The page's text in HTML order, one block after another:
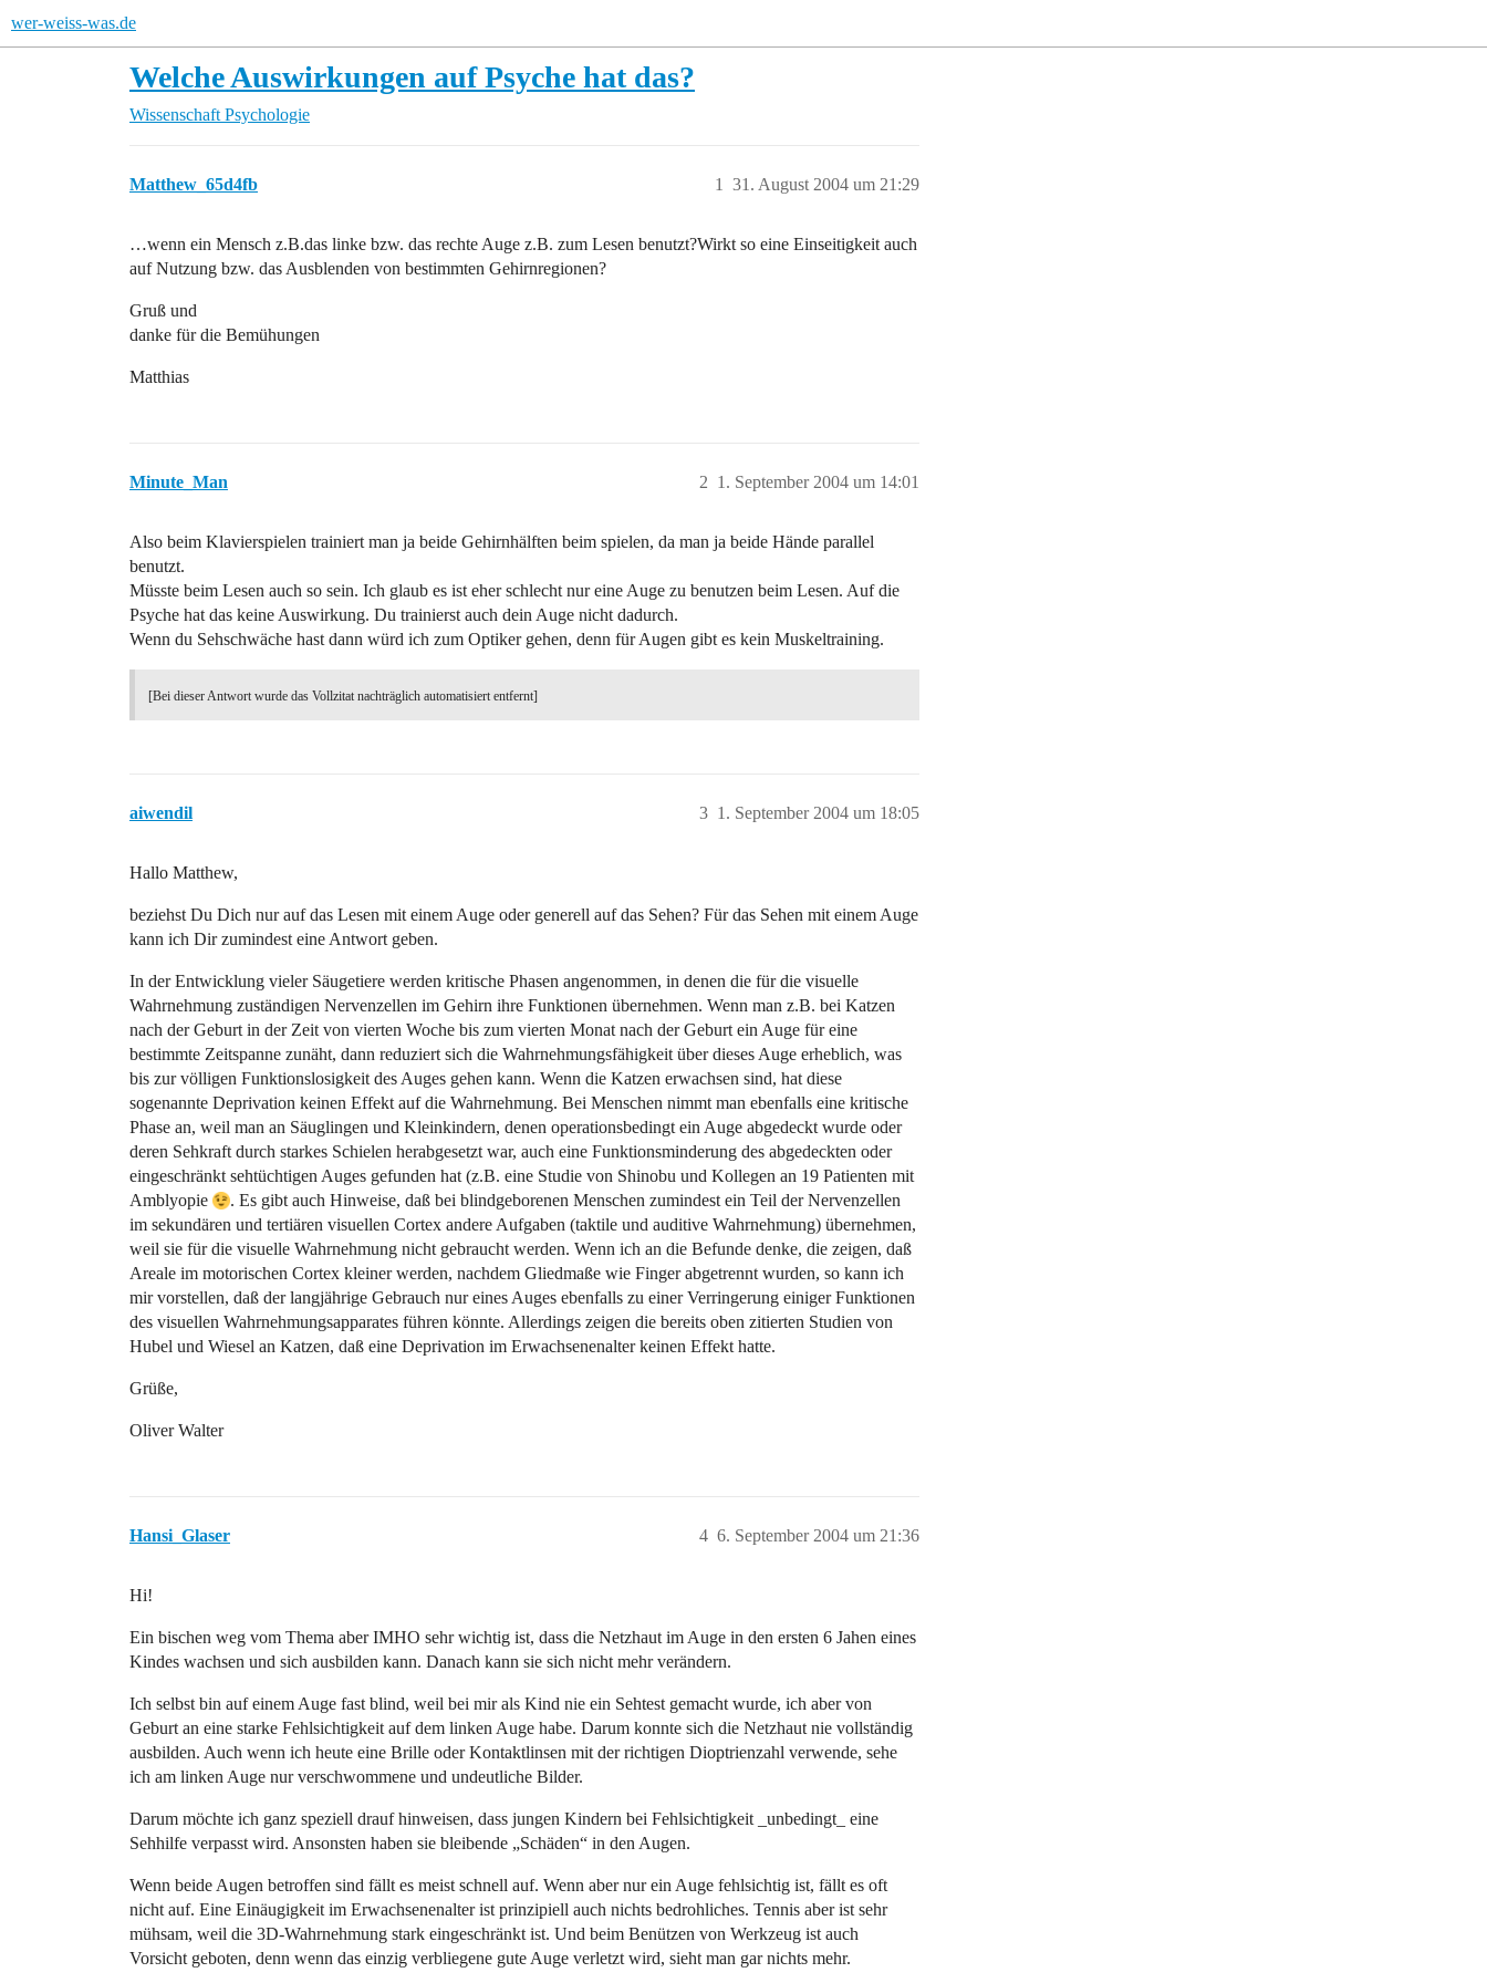
wer-weiss-was.de
Welche Auswirkungen auf Psyche hat das?
Wissenschaft Psychologie
Matthew_65d4fb 31. August 2004 um 21:29
1
…wenn ein Mensch z.B.das linke bzw. das rechte Auge z.B. zum Lesen benutzt?Wirkt so eine Einseitigkeit auch
auf Nutzung bzw. das Ausblenden von bestimmten Gehirnregionen?
Gruß und
danke für die Bemühungen
Matthias
Minute_Man 1. September 2004 um 14:01
2
Also beim Klavierspielen trainiert man ja beide Gehirnhälften beim spielen, da man ja beide Hände parallel
benutzt.
Müsste beim Lesen auch so sein. Ich glaub es ist eher schlecht nur eine Auge zu benutzen beim Lesen. Auf die
Psyche hat das keine Auswirkung. Du trainierst auch dein Auge nicht dadurch.
Wenn du Sehschwäche hast dann würd ich zum Optiker gehen, denn für Augen gibt es kein Muskeltraining.
[Bei dieser Antwort wurde das Vollzitat nachträglich automatisiert entfernt]
aiwendil 1. September 2004 um 18:05
3
Hallo Matthew,
beziehst Du Dich nur auf das Lesen mit einem Auge oder generell auf das Sehen? Für das Sehen mit einem Auge
kann ich Dir zumindest eine Antwort geben.
In der Entwicklung vieler Säugetiere werden kritische Phasen angenommen, in denen die für die visuelle
Wahrnehmung zuständigen Nervenzellen im Gehirn ihre Funktionen übernehmen. Wenn man z.B. bei Katzen
nach der Geburt in der Zeit von vierten Woche bis zum vierten Monat nach der Geburt ein Auge für eine
bestimmte Zeitspanne zunäht, dann reduziert sich die Wahrnehmungsfähigkeit über dieses Auge erheblich, was
bis zur völligen Funktionslosigkeit des Auges gehen kann. Wenn die Katzen erwachsen sind, hat diese
sogenannte Deprivation keinen Effekt auf die Wahrnehmung. Bei Menschen nimmt man ebenfalls eine kritische
Phase an, weil man an Säuglingen und Kleinkindern, denen operationsbedingt ein Auge abgedeckt wurde oder
deren Sehkraft durch starkes Schielen herabgesetzt war, auch eine Funktionsminderung des abgedeckten oder
eingeschränkt sehtüchtigen Auges gefunden hat (z.B. eine Studie von Shinobu und Kollegen an 19 Patienten mit
Amblyopie
. Es gibt auch Hinweise, daß bei blindgeborenen Menschen zumindest ein Teil der Nervenzellen
im sekundären und tertiären visuellen Cortex andere Aufgaben (taktile und auditive Wahrnehmung) übernehmen,
weil sie für die visuelle Wahrnehmung nicht gebraucht werden. Wenn ich an die Befunde denke, die zeigen, daß
Areale im motorischen Cortex kleiner werden, nachdem Gliedmaße wie Finger abgetrennt wurden, so kann ich
mir vorstellen, daß der langjährige Gebrauch nur eines Auges ebenfalls zu einer Verringerung einiger Funktionen
des visuellen Wahrnehmungsapparates führen könnte. Allerdings zeigen die bereits oben zitierten Studien von
Hubel und Wiesel an Katzen, daß eine Deprivation im Erwachsenenalter keinen Effekt hatte.
Grüße,
Oliver Walter
Hansi_Glaser 6. September 2004 um 21:36
4
Hi!
Ein bischen weg vom Thema aber IMHO sehr wichtig ist, dass die Netzhaut im Auge in den ersten 6 Jahen eines
Kindes wachsen und sich ausbilden kann. Danach kann sie sich nicht mehr verändern.
Ich selbst bin auf einem Auge fast blind, weil bei mir als Kind nie ein Sehtest gemacht wurde, ich aber von
Geburt an eine starke Fehlsichtigkeit auf dem linken Auge habe. Darum konnte sich die Netzhaut nie vollständig
ausbilden. Auch wenn ich heute eine Brille oder Kontaktlinsen mit der richtigen Dioptrienzahl verwende, sehe
ich am linken Auge nur verschwommene und undeutliche Bilder.
Darum möchte ich ganz speziell drauf hinweisen, dass jungen Kindern bei Fehlsichtigkeit _unbedingt_ eine
Sehhilfe verpasst wird. Ansonsten haben sie bleibende „Schäden“ in den Augen.
Wenn beide Augen betroffen sind fällt es meist schnell auf. Wenn aber nur ein Auge fehlsichtig ist, fällt es oft
nicht auf. Eine Einäugigkeit im Erwachsenenalter ist prinzipiell auch nichts bedrohliches. Tennis aber ist sehr
mühsam, weil die 3D-Wahrnehmung stark eingeschränkt ist. Und beim Benützen von Werkzeug ist auch
Vorsicht geboten, denn wenn das einzig verbliegene gute Auge verletzt wird, sieht man gar nichts mehr.